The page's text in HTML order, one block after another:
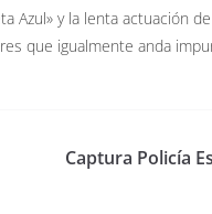
Azul» y la lenta actuación
que igualmente anda
Captura Policía